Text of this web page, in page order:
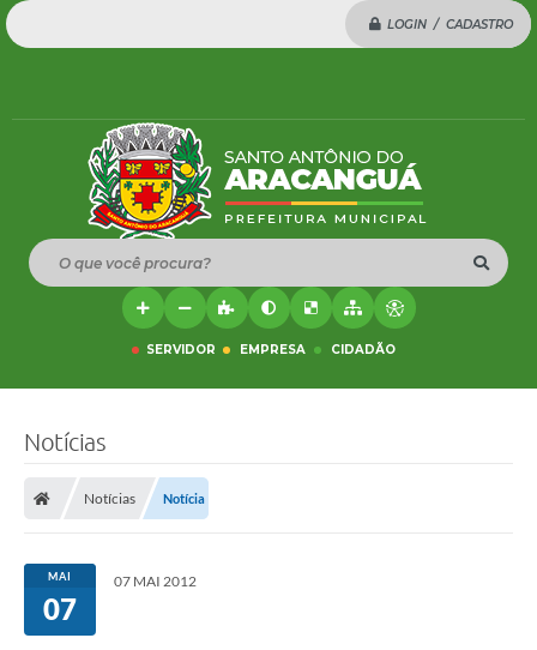
LOGIN / CADASTRO
O que você procura?
SERVIDOR EMPRESA CIDADÃO
Notícias
Notícias Notícia
MAI
07
07 MAI 2012